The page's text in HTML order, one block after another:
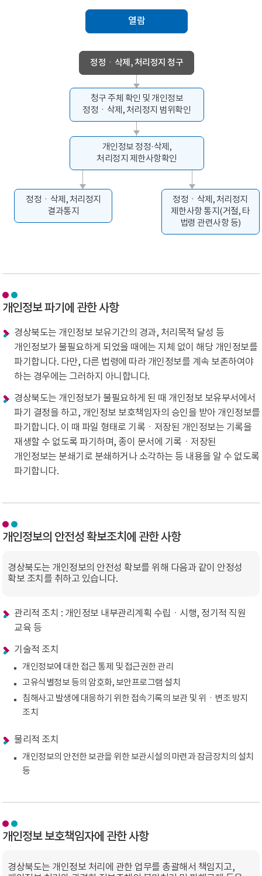
열람
정정ㆍ삭제, 처리정지 청구
청구 주체 확인 및 개인정보
정정ㆍ삭제, 처리정지 범위확인
개인정보 정정·삭제,
처리정지 제한사항확인
정정ㆍ삭제, 처리정지
결과통지
정정ㆍ삭제, 처리정지
제한사항 통지(거절, 타
법령 관련사항 등)
개인정보 파기에 관한 사항
경상북도는 개인정보 보유기간의 경과, 처리목적 달성 등
개인정보가 불필요하게 되었을 때에는 지체 없이 해당 개인정보를
파기합니다. 다만, 다른 법령에 따라 개인정보를 계속 보존하여야
하는 경우에는 그러하지 아니합니다.
경상북도는 개인정보가 불필요하게 된 때 개인정보 보유부서에서
파기 결정을 하고, 개인정보 보호책임자의 승인을 받아 개인정보를
파기합니다. 이 때 파일 형태로 기록ㆍ저장된 개인정보는 기록을
재생할 수 없도록 파기하며, 종이 문서에 기록ㆍ저장된
개인정보는 분쇄기로 분쇄하거나 소각하는 등 내용을 알 수 없도록
파기합니다.
개인정보의 안전성 확보조치에 관한 사항
경상북도는 개인정보의 안전성 확보를 위해 다음과 같이 안정성
확보 조치를 취하고 있습니다.
관리적 조치 : 개인정보 내부관리계획 수립ㆍ시행, 정기적 직원
교육 등
기술적 조치
개인정보에 대한 접근 통제 및 접근권한 관리
고유식별정보 등의 암호화, 보안프로그램 설치
침해사고 발생에 대응하기 위한 접속기록의 보관 및 위ㆍ변조 방지
조치
물리적 조치
개인정보의 안전한 보관을 위한 보관시설의 마련과 잠금장치의 설치
등
개인정보 보호책임자에 관한 사항
경상북도는 개인정보 처리에 관한 업무를 총괄해서 책임지고,